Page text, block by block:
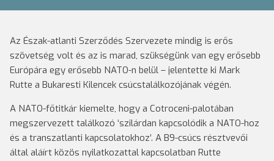
Az Észak-atlanti Szerződés Szervezete mindig is erős
szövetség volt és az is marad, szükségünk van egy erősebb
Európára egy erősebb NATO-n belül – jelentette ki Mark
Rutte a Bukaresti Kilencek csúcstalálkozójának végén.
A NATO-főtitkár kiemelte, hogy a Cotroceni-palotában
megszervezett találkozó ‘szilárdan kapcsolódik a NATO-hoz
és a transzatlanti kapcsolatokhoz’. A B9-csúcs résztvevői
által aláírt közös nyilatkozattal kapcsolatban Rutte